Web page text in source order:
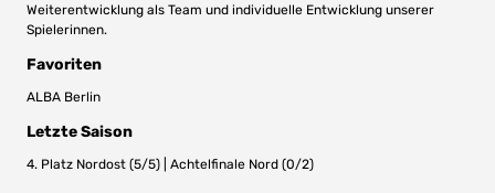
Weiterentwicklung als Team und individuelle Entwicklung unserer
Spielerinnen.
Favoriten
ALBA Berlin
Letzte Saison
4. Platz Nordost (5/5) | Achtelfinale Nord (0/2)